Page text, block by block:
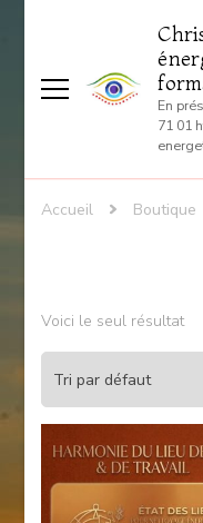
En
71 01
Accueil Boutique
Voici le seul résultat